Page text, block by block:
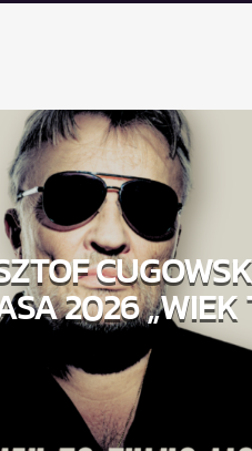
2026 „WIEK